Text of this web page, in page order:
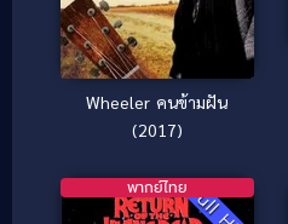
Wheeler คนข้ามฝัน
(2017)
พากย์ไทย